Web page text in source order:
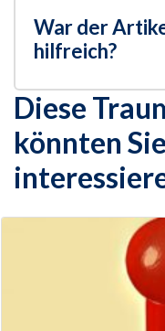
War der
hilfreich?
Diese
könnten